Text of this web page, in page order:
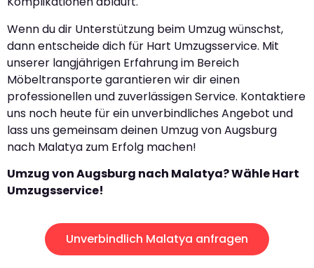
Wenn du dir Unterstützung beim Umzug wünschst,
dann entscheide dich für Hart Umzugsservice. Mit
unserer langjährigen Erfahrung im Bereich
Möbeltransporte garantieren wir dir einen
professionellen und zuverlässigen Service. Kontaktiere
uns noch heute für ein unverbindliches Angebot und
lass uns gemeinsam deinen Umzug von Augsburg
nach Malatya zum Erfolg machen!
Umzug von Augsburg nach Malatya? Wähle Hart
Umzugsservice!
Unverbindlich Malatya anfragen